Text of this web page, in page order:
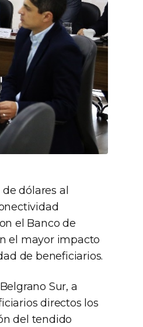
dólares al
el Banco de
el mayor impacto
de beneficiarios.
Sur, a
directos los
del tendido